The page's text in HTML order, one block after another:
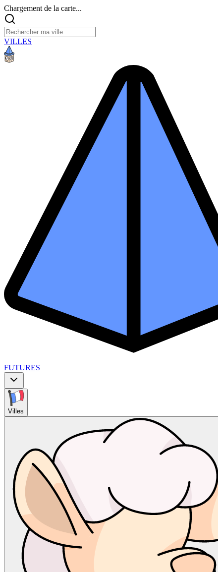
Chargement de la carte...
VILLES
FUTURES
Villes